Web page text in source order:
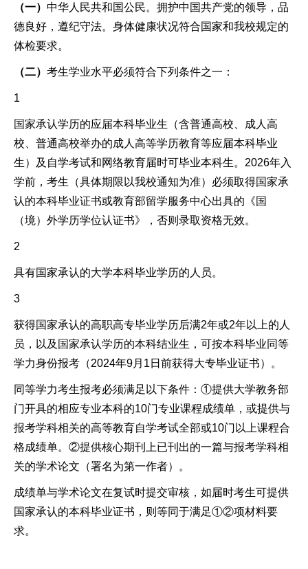
（一） 中华人民共和国公民。拥护中国共产党的领导，品
德良好，遵纪守法。身体健康状况符合国家和我校规定的
体检要求。
（二） 考生学业水平必须符合下列条件之一：
1
国家承认学历的应届本科毕业生（含普通高校、成人高
校、普通高校举办的成人高等学历教育等应届本科毕业
生）及自学考试和网络教育届时可毕业本科生。2026年入
学前，考生（具体期限以我校通知为准）必须取得国家承
认的本科毕业证书或教育部留学服务中心出具的《国
（境）外学历学位认证书》，否则录取资格无效。
2
具有国家承认的大学本科毕业学历的人员。
3
获得国家承认的高职高专毕业学历后满2年或2年以上的人
员，以及国家承认学历的本科结业生，可按本科毕业同等
学力身份报考（2024年9月1日前获得大专毕业证书）。
同等学力考生报考必须满足以下条件：①提供大学教务部
门开具的相应专业本科的10门专业课程成绩单，或提供与
报考学科相关的高等教育自学考试全部或10门以上课程合
格成绩单。②提供核心期刊上已刊出的一篇与报考学科相
关的学术论文（署名为第一作者）。
成绩单与学术论文在复试时提交审核，如届时考生可提供
国家承认的本科毕业证书，则等同于满足①②项材料要
求。